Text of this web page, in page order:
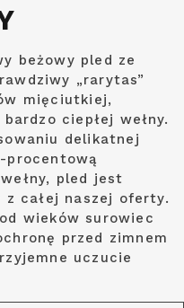
beżowy pled ze
„rarytas”
mięciutkiej,
ciepłej wełny.
delikatnej
procentową
pled jest
z całej naszej oferty.
wieków surowiec
przed zimnem
uczucie